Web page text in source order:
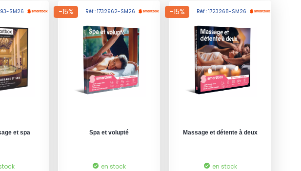
SM26
et spa
-15% Réf : 1732962-SM26
Spa et volupté
en stock
-15% Réf : 1723268-SM26
Massage et détente à deux
en stock